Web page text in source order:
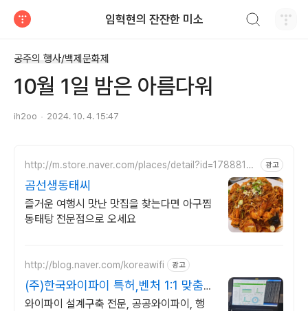
임혁현의 잔잔한 미소
공주의 행사/백제문화제
10월 1일 밤은 아름다워
ih2oo 2024. 10. 4. 15:47
http://m.store.naver.com/places/detail?id=1788814
광고
곰선생동태씨
즐거운 여행시 맛난 맛집을 찾는다면 아구찜
동태탕 전문점으로 오세요
http://blog.naver.com/koreawifi 광고
(주)한국와이파이 특허,벤처 1:1 맞춤
상담 및 견적
와이파이 설계구축 전문, 공공와이파이, 행